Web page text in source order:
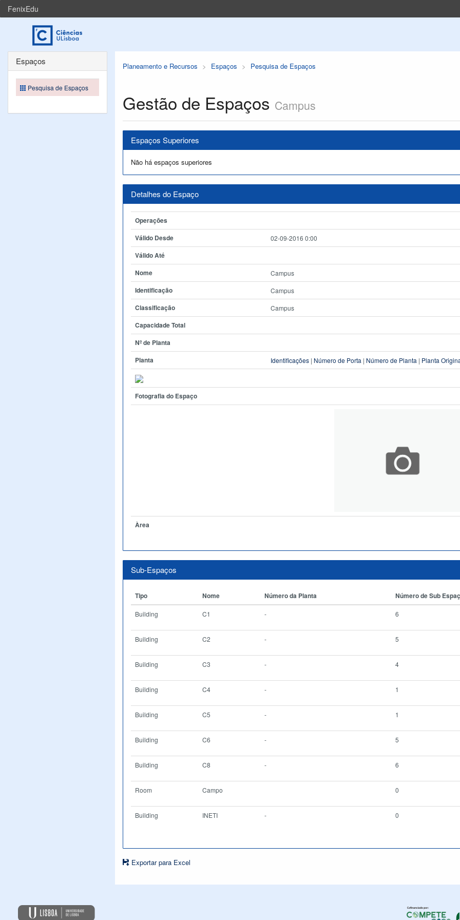
FenixEdu
Planeamento e Recursos Espaços Pesquisa de Espaços
Gestão de Espaços Campus
Espaços Superiores
Não há espaços superiores
Detalhes do Espaço
Operações
Válido Desde
02-09-2016 0:00
Válido Até
Nome
Campus
Identificação Campus
Classificação Campus
Capacidade Total
Nº de Planta
Planta
Identificações | Número de Porta | Número de Planta | Planta
Fotografia do Espaço
Àrea
Sub-Espaços
Tipo Nome Número da Planta Número de Sub
Building C1 - 6
Building C2 - 5
Building C3 - 4
Building C4 - 1
Building C5 - 1
Building C6 - 5
Building C8 - 6
Room Campo 0
Building INETI - 0
Exportar para Excel
Espaços
Pesquisa de Espaços